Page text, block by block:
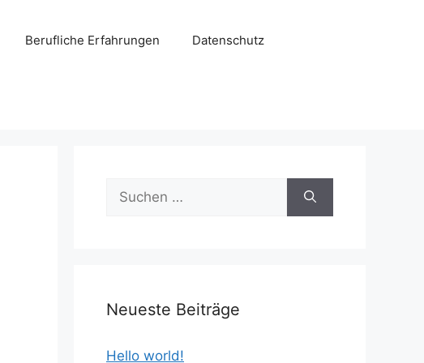
Berufliche Erfahrungen Datenschutz
Suchen
nach:
Neueste Beiträge
Hello world!